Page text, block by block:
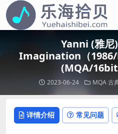
Yanni (雅尼
Imagination（1986/
(MQA/
2023-06-24 MQA 古
详情介绍 常见问题